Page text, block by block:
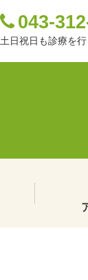
043-
土日祝日も診療を